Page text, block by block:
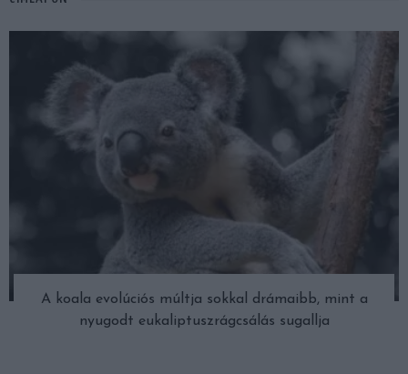
A koala evolúciós múltja sokkal drámaibb, mint a
nyugodt eukaliptuszrágcsálás sugallja